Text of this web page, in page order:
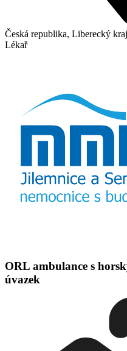
Česká republika, Liberecký
Lékař
ORL ambulance s
úvazek